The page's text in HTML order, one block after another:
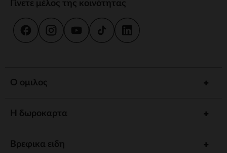
Γίνετε μέλος της κοινότητας
Ο ομιλος
Η δωροκαρτα
Βρεφικα ειδη